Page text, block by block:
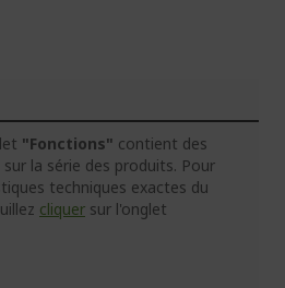
"Fonctions" contient des
la série des produits. Pour
techniques exactes du
cliquer sur l'onglet